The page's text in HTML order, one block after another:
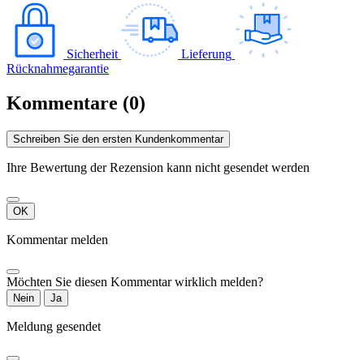
Sicherheit
Lieferung
Rücknahmegarantie
Kommentare (0)
Schreiben Sie den ersten Kundenkommentar
Ihre Bewertung der Rezension kann nicht gesendet werden
OK
Kommentar melden
Möchten Sie diesen Kommentar wirklich melden?
Nein Ja
Meldung gesendet